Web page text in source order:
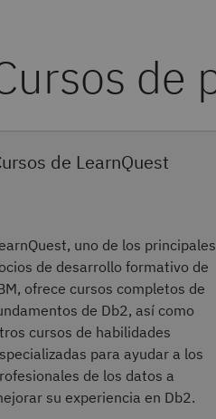
de LearnQuest
uno de los principales
de desarrollo formativo de
ofrece cursos completos de
de Db2, así como
cursos de habilidades
para ayudar a los
de los datos a
su experiencia en Db2.